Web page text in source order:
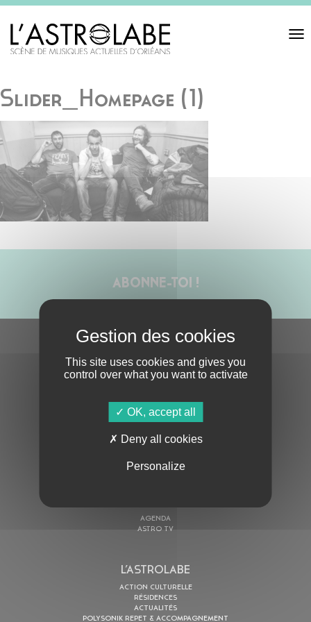
Toggle
Slider_Homepage (1)
ABONNE-TOI !
AGENDA
ASTRO TV
L’ASTROLABE
ACTION CULTURELLE
RÉSIDENCES
ACTUALITÉS
POLYSONIK REPET & ACCOMPAGNEMENT
This site uses cookies and gives you
control over what you want to activate
OK, accept all
Deny all cookies
Personalize